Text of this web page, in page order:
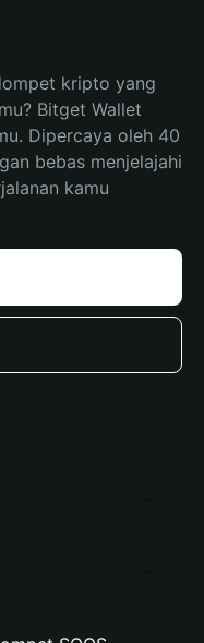
kripto yang
Bitget Wallet
Dipercaya oleh 40
bebas menjelajahi
kamu